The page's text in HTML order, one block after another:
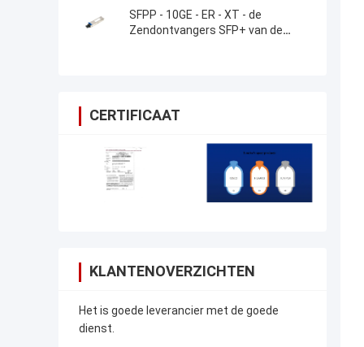
SFPP - 10GE - ER - XT - de
Zendontvangers SFP+ van de
CERTIFICAAT
KLANTENOVERZICHTEN
Het is goede leverancier met de goede
dienst.